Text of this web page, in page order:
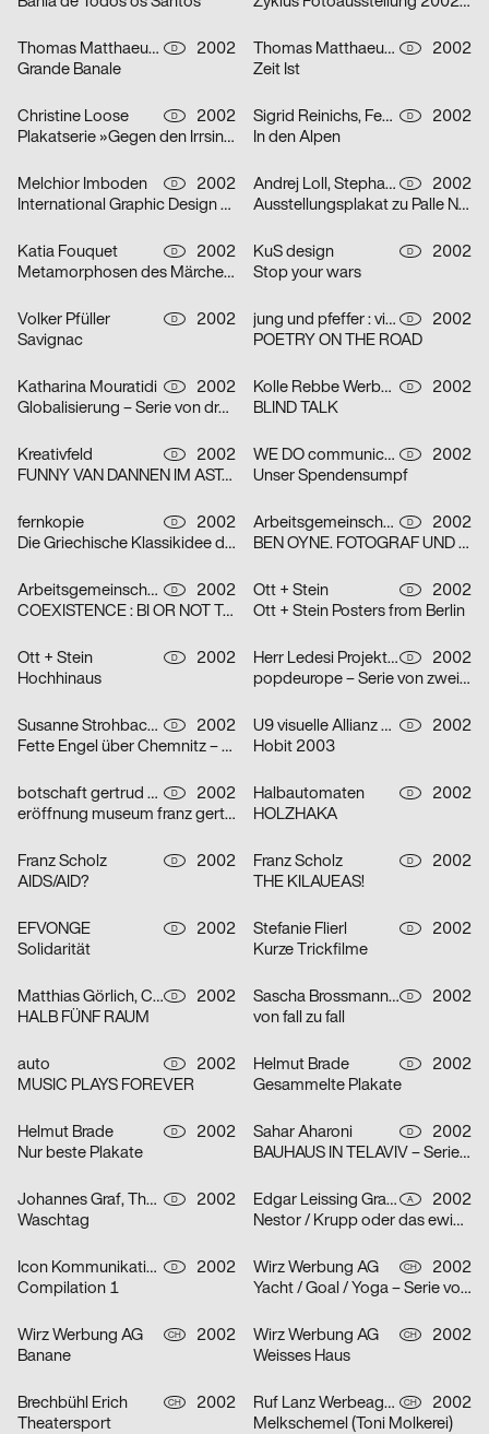
Thomas Matthaeus Müller D
2002
Grande Banale
Thomas Matthaeus Müller D
2002
Zeit Ist
Christine Loose D
2002
Plakatserie »Gegen den Irrsinn«
Sigrid Reinichs, Fenja Spiess D
2002
In den Alpen
Melchior Imboden D
2002
International Graphic Design Education Forum Beijin, China 2002 – Serie von zwei Plakaten
Andrej Loll, Stephanie Marx D
2002
Ausstellungsplakat zu Palle Nielsen
Katia Fouquet D
2002
Metamorphosen des Märchens
KuS design D
2002
Stop your wars
Volker Pfüller D
2002
Savignac
jung und pfeffer : visuelle Kommunikation D
2002
POETRY ON THE ROAD
Katharina Mouratidi D
2002
Globalisierung – Serie von drei Plakaten
Kolle Rebbe Werbeagentur GmbH D
2002
BLIND TALK
Kreativfeld D
2002
FUNNY VAN DANNEN IM ASTA – KELLER
WE DO communication GmbH D
2002
Unser Spendensumpf
fernkopie D
2002
Die Griechische Klassikidee der Wirklichkeit – Serie von zwei Plakaten
Arbeitsgemeinschaft für visuelle und verbale Kommunikation Uwe Loesch D
2002
BEN OYNE. FOTOGRAF UND FILMEMACHER
Arbeitsgemeinschaft für visuelle und verbale Kommunikation Uwe Loesch D
2002
COEXISTENCE : BI OR NOT TO BE
Ott + Stein D
2002
Ott + Stein Posters from Berlin
Ott + Stein D
2002
Hochhinaus
Herr Ledesi Projekt- und Werbeagentur D
2002
popdeurope – Serie von zwei Plakaten
Susanne Strohbach, Ralf Wolfermann D
2002
Fette Engel über Chemnitz – Serie von vier Plakaten
U9 visuelle Allianz GmbH D
2002
Hobit 2003
botschaft gertrud nolte visuelle kommunikation und beratung D
2002
eröffnung museum franz gertsch
Halbautomaten D
2002
HOLZHAKA
Franz Scholz D
2002
AIDS/AID?
Franz Scholz D
2002
THE KILAUEAS!
EFVONGE D
2002
Solidarität
Stefanie Flierl D
2002
Kurze Trickfilme
Matthias Görlich, Charalampos Lazos D
2002
HALB FÜNF RAUM
Sascha Brossmann, Heike Grebin, Nina Lehmann D
2002
von fall zu fall
auto D
2002
MUSIC PLAYS FOREVER
Helmut Brade D
2002
Gesammelte Plakate
Helmut Brade D
2002
Nur beste Plakate
Sahar Aharoni D
2002
BAUHAUS IN TELAVIV – Serie von drei Plakaten
Johannes Graf, Thorsten Lehmann D
2002
Waschtag
Edgar Leissing Grafik Design A
2002
Nestor / Krupp oder das ewige Leben / Hartes Herz – Serie von drei Plakaten
Icon Kommunikationsdesign D
2002
Compilation 1
Wirz Werbung AG CH
2002
Yacht / Goal / Yoga – Serie von drei Plakaten
Wirz Werbung AG CH
2002
Banane
Wirz Werbung AG CH
2002
Weisses Haus
Brechbühl Erich CH
2002
Theatersport
Ruf Lanz Werbeagentur AG CH
2002
Melkschemel (Toni Molkerei)